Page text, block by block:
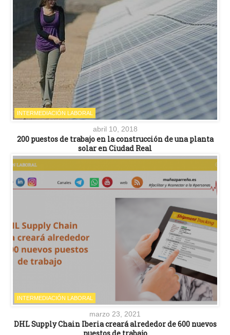
INTERMEDIACIÓN LABORAL
abril 10, 2018
200 puestos de trabajo en la construcción de una planta
solar en Ciudad Real
INTERMEDIACIÓN LABORAL
marzo 23, 2021
DHL Supply Chain Iberia creará alrededor de 600 nuevos